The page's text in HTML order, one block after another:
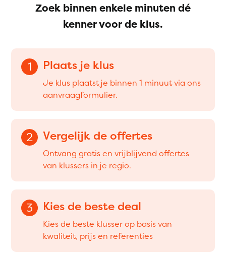
Zoek binnen enkele minuten dé
kenner voor de klus.
1 Plaats je klus
Je klus plaatst je binnen 1 minuut via ons
aanvraagformulier.
2 Vergelijk de offertes
Ontvang gratis en vrijblijvend offertes
van klussers in je regio.
3 Kies de beste deal
Kies de beste klusser op basis van
kwaliteit, prijs en referenties